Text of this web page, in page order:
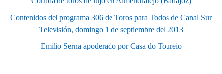
Contenidos del programa 306 de Toros para Todos de Canal Sur
Televisión, domingo 1 de septiembre del 2013
Emilio Serna apoderado por Casa do Toureio